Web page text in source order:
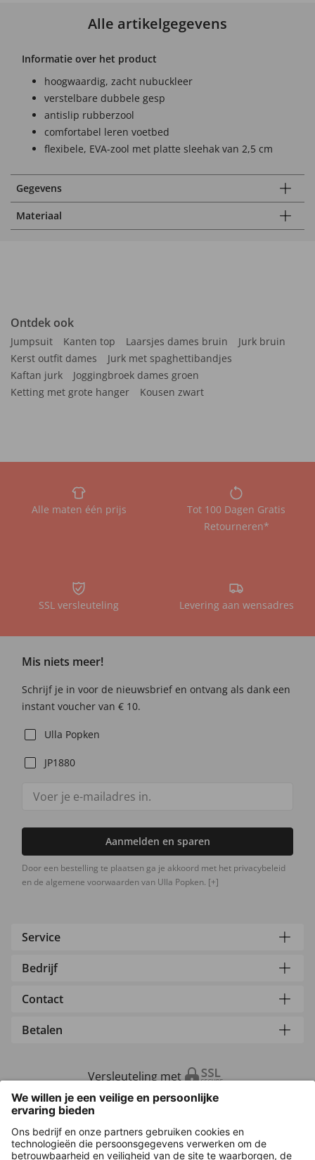
Alle artikelgegevens
Informatie over het product
hoogwaardig, zacht nubuckleer
verstelbare dubbele gesp
antislip rubberzool
comfortabel leren voetbed
flexibele, EVA-zool met platte sleehak van 2,5 cm
Gegevens
Materiaal
Ontdek ook
Jumpsuit Kanten top Laarsjes dames bruin
Jurk bruin
Kerst outfit dames
Jurk met spaghettibandjes
Kaftan jurk
Joggingbroek dames groen
Ketting met grote hanger
Kousen zwart
Alle maten één prijs
Tot 100 Dagen Gratis
Retourneren*
SSL versleuteling Levering aan wensadres
Mis niets meer!
Schrijf je in voor de nieuwsbrief en ontvang als dank een
instant voucher van € 10.
Ulla Popken
JP1880
Aanmelden en sparen
Door een bestelling te plaatsen ga je akkoord met het privacybeleid
en de algemene voorwaarden van Ulla Popken. [+]
Service
Bedrijf
Contact
Betalen
Versleuteling met
Overige webwinkels